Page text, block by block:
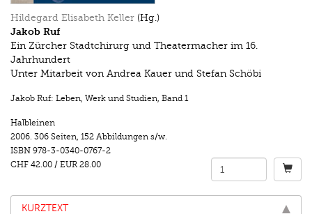
Hildegard Elisabeth Keller (Hg.)
Jakob Ruf
Ein Zürcher Stadtchirurg und Theatermacher im 16.
Jahrhundert
Unter Mitarbeit von Andrea Kauer und Stefan Schöbi
Jakob Ruf: Leben, Werk und Studien, Band 1
Halbleinen
2006. 306 Seiten, 152 Abbildungen s/w.
ISBN 978-3-0340-0767-2
CHF 42.00 / EUR 28.00
KURZTEXT